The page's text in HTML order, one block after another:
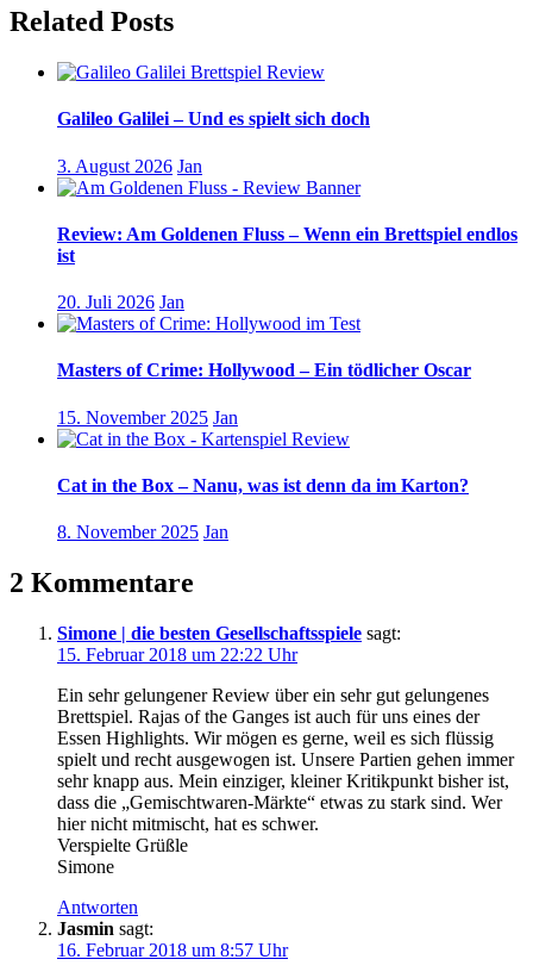
Related Posts
Galileo Galilei – Und es spielt sich doch
3. August 2026 Jan
Review: Am Goldenen Fluss – Wenn ein Brettspiel endlos
ist
20. Juli 2026 Jan
Masters of Crime: Hollywood – Ein tödlicher Oscar
15. November 2025 Jan
Cat in the Box – Nanu, was ist denn da im Karton?
8. November 2025 Jan
2 Kommentare
Simone | die besten Gesellschaftsspiele sagt:
15. Februar 2018 um 22:22 Uhr
Ein sehr gelungener Review über ein sehr gut gelungenes
Brettspiel. Rajas of the Ganges ist auch für uns eines der
Essen Highlights. Wir mögen es gerne, weil es sich flüssig
spielt und recht ausgewogen ist. Unsere Partien gehen immer
sehr knapp aus. Mein einziger, kleiner Kritikpunkt bisher ist,
dass die „Gemischtwaren-Märkte“ etwas zu stark sind. Wer
hier nicht mitmischt, hat es schwer.
Verspielte Grüßle
Simone
Antworten
Jasmin sagt:
16. Februar 2018 um 8:57 Uhr